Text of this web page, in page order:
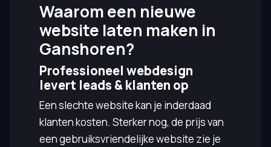
Waarom een nieuwe
website laten maken in
Ganshoren?
Professioneel webdesign
levert leads & klanten op
Een slechte website kan je inderdaad
klanten kosten. Sterker nog, de prijs van
een gebruiksvriendelijke website zie je